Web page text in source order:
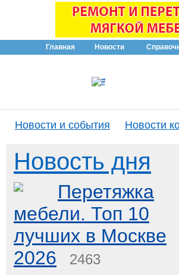
Главная Новости
Новости и события Новости
Новость дня
Перетяжка
мебели. Топ 10
лучших в Москве
2026
2463